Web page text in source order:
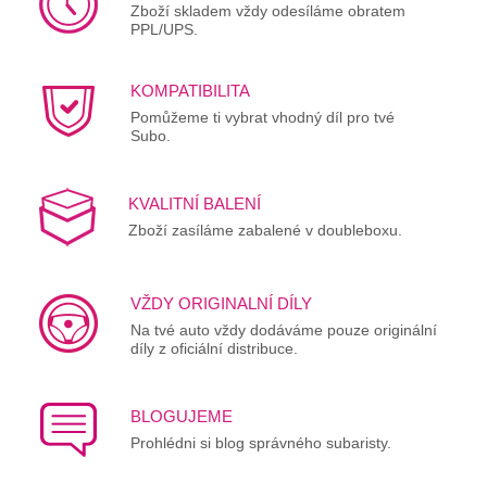
Zboží skladem vždy odesíláme obratem
PPL/UPS.
KOMPATIBILITA
Pomůžeme ti vybrat vhodný díl pro tvé
Subo.
KVALITNÍ BALENÍ
Zboží zasíláme zabalené v doubleboxu.
VŽDY ORIGINALNÍ DÍLY
Na tvé auto vždy dodáváme pouze originální
díly z oficiální distribuce.
BLOGUJEME
Prohlédni si blog správného subaristy.